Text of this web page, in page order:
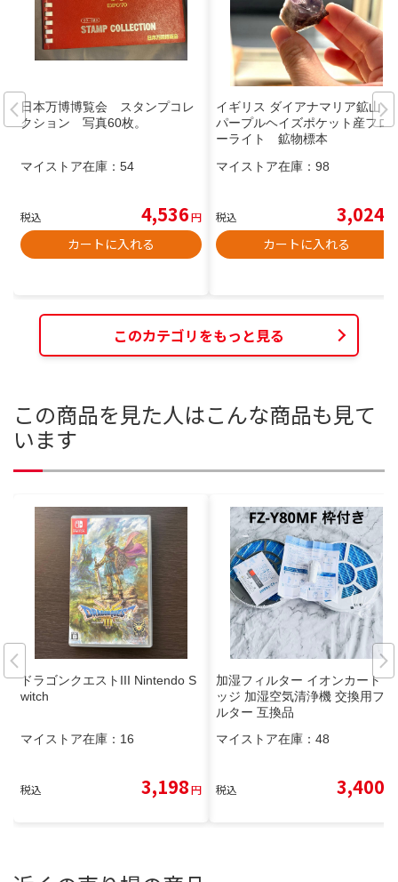
日本万博博覧会 スタンプコレ
クション 写真60枚。
マイストア在庫： 54
税込 4,536円
カートに入れる
イギリス ダイアナマリア鉱山
パープルヘイズポケット産フロ
ーライト 鉱物標本
マイストア在庫： 98
税込 3,024
カートに入れる
このカテゴリをもっと見る
この商品を見た人はこんな商品も見て
います
ドラゴンクエストIII Nintendo S
witch
マイストア在庫： 16
税込 3,198円
加湿フィルター イオンカートリ
ッジ 加湿空気清浄機 交換用フィ
ルター 互換品
マイストア在庫： 48
税込 3,400